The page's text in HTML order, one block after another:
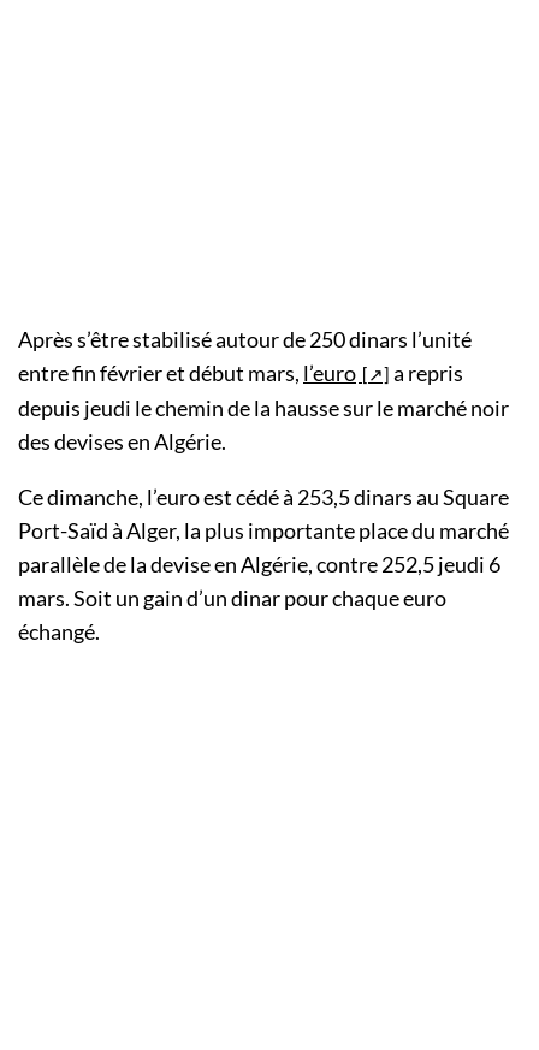
Après s’être stabilisé autour de 250 dinars l’unité
entre fin février et début mars, l’euro
a repris
depuis jeudi le chemin de la hausse sur le marché noir
des devises en Algérie.
Ce dimanche, l’euro est cédé à 253,5 dinars au Square
Port-Saïd à Alger, la plus importante place du marché
parallèle de la devise en Algérie, contre 252,5 jeudi 6
mars. Soit un gain d’un dinar pour chaque euro
échangé.